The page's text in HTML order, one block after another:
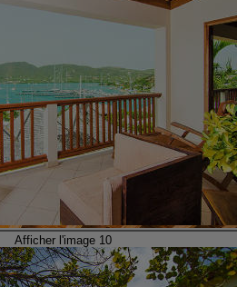
Afficher l'image 10